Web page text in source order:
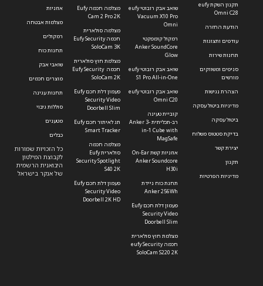
תקנון השקת eufy
Omni C28
הודעת החזרה
עודפים ותצוגות
תחנות שירות
סניפים ומשווקים
מורשים
הצהרת נגישות
מדיניות ביטול עסקה
ביטול עסקה
בדיקת סטטוס משלוח
יצירת קשר
תקנון
מדיניות הפרטיות
שואב אבק רובוטי eufy
Vacuum X10 Pro
Omni
רמקול קומפקטי
Anker SoundCore
Glow
שואב אבק רובוטי eufy
S1 Pro All-in-One
שואב אבק רובוטי eufy
Omni C20
קוביית טעינה
רב-תכליתית Anker 3-
in-1 Cube with
MagSafe
אוזניות קשת On-Ear
Anker Soundcore
H30i
תחנת כוח ניידת
Anker 256Wh
פעמון דלת חכם Eufy
Security Video
Doorbell Slim
מצלמת חוץ סולארית
חכמה eufy Security
SoloCam S220 2K
מצלמה חכמה Eufy
Cam 2 Pro 2K
מצלמה סולארית
חכמה Eufy Security
SoloCam 3K
מצלמת חוץ סולארית
חכמה Eufy Security
SoloCam 2K
פעמון דלת חכם Eufy
Security Video
Doorbell Slim
תג לאיתור חכם Eufy
Smart Tracker
מצלמה חכמה
סולארית Eufy
Security Spotlight
S40 2K
פעמון דלת חכם Eufy
Security Video
Doorbell 2K HD
אוזניות
מצלמות אבטחה
רמקולים
תחנות כוח
שואבי אבק
מוצרים חכמים
תחנות עגינה
סוללות גיבוי
מטענים
כבלים
כל הזכויות שמורות
לקבוצת המילטון
היבואנית הרשמית
של אנקר בישראל